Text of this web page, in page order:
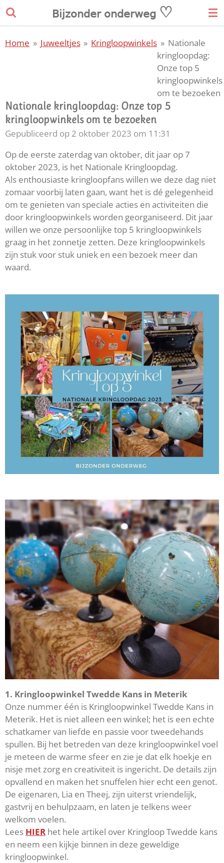
Ga
de
𝖡𝗂𝗃𝗓𝗈𝗇𝖽𝖾𝗋 𝗈𝗇𝖽𝖾𝗋𝗐𝖾𝗀♡
Home » Juweeltjes » Kringloopwinkels » Nationale
kringloopdag:
Onze top 5
kringloopwinkels
om te bezoeken
Nationale kringloopdag: Onze top 5
kringloopwinkels om te bezoeken
Gepubliceerd op 2 oktober 2023 om 11:31
Op de eerste zaterdag van oktober, dit jaar op 7
oktober 2023, is het Nationale Kringloopdag.
Als enthousiaste kringloopfans willen we deze dag niet
zomaar voorbij laten gaan, want het is dé gelegenheid
om te genieten van speciale acties en activiteiten die
door kringloopwinkels worden georganiseerd. Dit jaar
willen we onze persoonlijke top 5 kringloopwinkels
graag in het zonnetje zetten. Deze kringloopwinkels
zijn stuk voor stuk uniek en een bezoek meer dan
waard.
1. Kringloopwinkel Twedde Kans in Meterik
Onze nummer één is Kringloopwinkel Twedde Kans in
Meterik. Het is niet alleen een winkel; het is een echte
schatkamer van liefde en passie voor tweedehands
spullen. Bij het betreden van deze kringloopwinkel voel
je meteen de warme sfeer en zie je dat elk hoekje en
nisje met zorg en creativiteit is ingericht. De details zijn
opvallend en maken het snuffelen hier echt een genot.
De eigenaren, Lia en Theej, zijn uiterst vriendelijk,
gastvrij en behulpzaam, en laten je telkens weer
welkom voelen.
Lees HIER het hele artikel over Kringloop Twedde kans
en neem een kijkje binnen in deze geweldige
kringloopwinkel.